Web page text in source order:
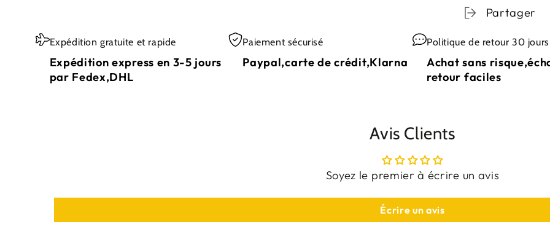
Partager
Expédition gratuite et rapide
Expédition express en 3-5 jours
par Fedex,DHL
Paiement sécurisé
Paypal,carte de crédit,Klarna
Politique de retour 30 jours
Achat sans
retour faciles
Avis Clients
Soyez le premier à écrire un avis
Écrire un avis